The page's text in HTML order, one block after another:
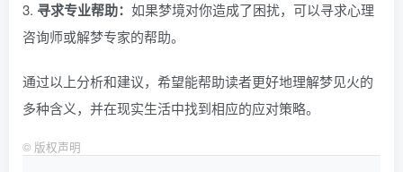
3. 寻求专业帮助： 如果梦境对你造成了困扰，可以寻求心理
咨询师或解梦专家的帮助。
通过以上分析和建议，希望能帮助读者更好地理解梦见火的
多种含义，并在现实生活中找到相应的应对策略。
© 版权声明